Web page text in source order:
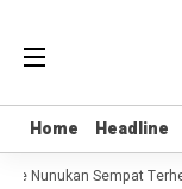
Home Headline
Home Headline
Nunukan Sempat